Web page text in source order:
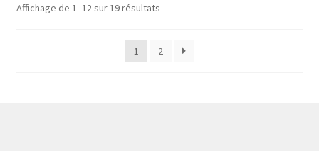
Affichage de 1–12 sur 19 résultats
1 2